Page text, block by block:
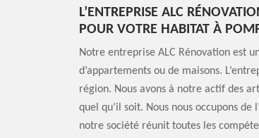
L’ENTREPRISE ALC
POUR VOTRE HABITAT À
Notre entreprise ALC Rénovation est
d’appartements ou de maisons.
région. Nous avons à notre actif des
quel qu’il soit. Nous nous occupons
notre société réunit toutes les